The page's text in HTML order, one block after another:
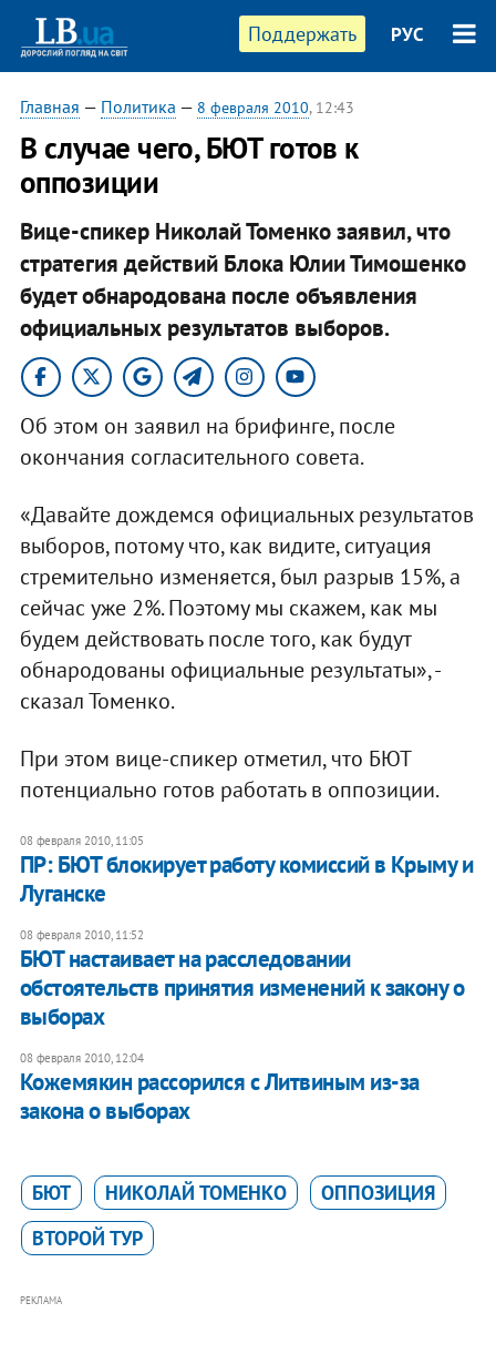
Поддержать РУС
Главная — Политика — 8 февраля 2010, 12:43
В случае чего, БЮТ готов к
оппозиции
Вице-спикер Николай Томенко заявил, что
стратегия действий Блока Юлии Тимошенко
будет обнародована после объявления
официальных результатов выборов.
Об этом он заявил на брифинге, после
окончания согласительного совета.
«Давайте дождемся официальных результатов
выборов, потому что, как видите, ситуация
стремительно изменяется, был разрыв 15%, а
сейчас уже 2%. Поэтому мы скажем, как мы
будем действовать после того, как будут
обнародованы официальные результаты», -
сказал Томенко.
При этом вице-спикер отметил, что БЮТ
потенциально готов работать в оппозиции.
08 февраля 2010, 11:05
ПР: БЮТ блокирует работу комиссий в Крыму и
Луганске
08 февраля 2010, 11:52
БЮТ настаивает на расследовании
обстоятельств принятия изменений к закону о
выборах
08 февраля 2010, 12:04
Кожемякин рассорился с Литвиным из-за
закона о выборах
БЮТ НИКОЛАЙ ТОМЕНКО
ОППОЗИЦИЯ
ВТОРОЙ ТУР
РЕКЛАМА